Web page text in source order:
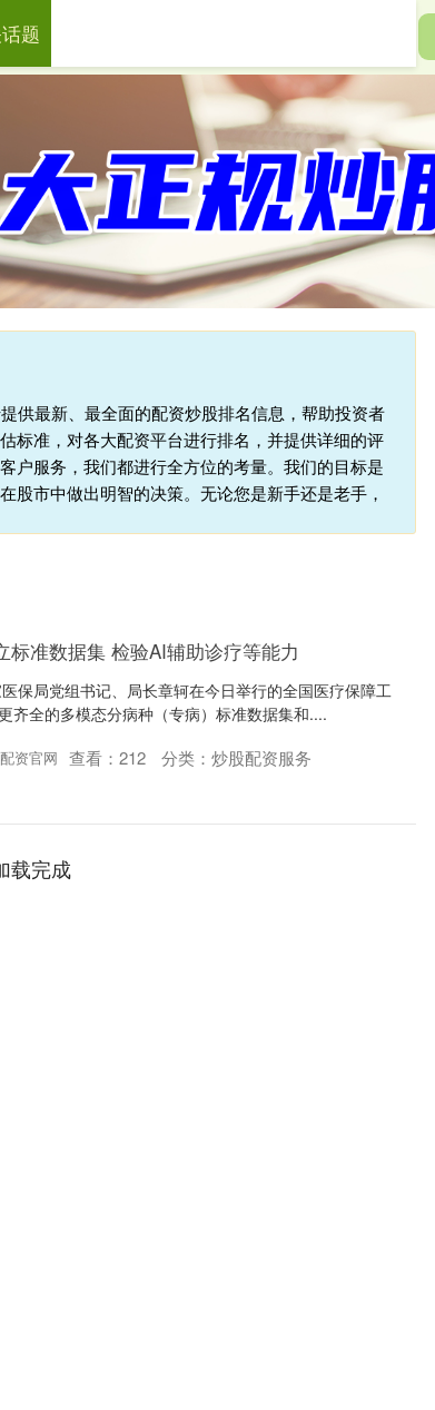
供最新、最全面的配资炒股排名信息，帮助投资者
标准，对各大配资平台进行排名，并提供详细的评
户服务，我们都进行全方位的考量。我们的目标是
股市中做出明智的决策。无论您是新手还是老手，
题
准数据集 检验AI辅助诊疗等能力
保局党组书记、局长章轲在今日举行的全国医疗保障工
齐全的多模态分病种（专病）标准数据集和....
资官网 查看： 212 分类： 炒股配资服务
载完成